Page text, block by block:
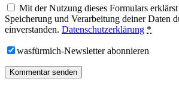
Mit der Nutzung dieses Formulars
Speicherung und Verarbeitung deiner Daten
einverstanden. Datenschutzerklärung *
wasfürmich-Newsletter abonnieren